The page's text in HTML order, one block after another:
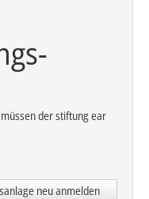
der stiftung ear
neu anmelden